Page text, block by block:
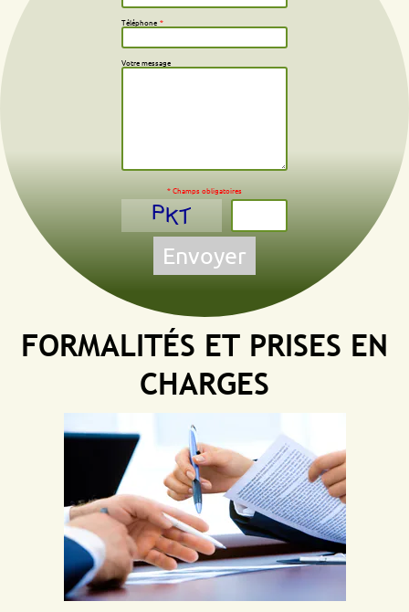
Téléphone *
Votre message
* Champs obligatoires
Envoyer
FORMALITÉS ET PRISES EN
CHARGES